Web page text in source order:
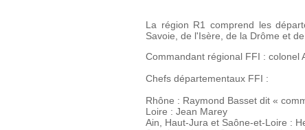
La région R1 comprend les
Savoie, de l'Isère, de la Drôme et de
Commandant régional FFI : colonel
Chefs départementaux FFI :
Rhône : Raymond Basset dit «
Loire : Jean Marey
Ain, Haut-Jura et Saône-et-Loire :